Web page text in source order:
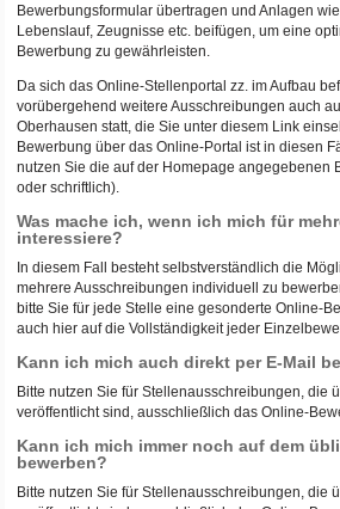
Bewerbungsformular übertragen und Anlagen
Lebenslauf, Zeugnisse etc. beifügen, um eine
Bewerbung zu gewährleisten.
Da sich das Online-Stellenportal zz. im Aufbau
vorübergehend weitere Ausschreibungen auch
Oberhausen statt, die Sie unter diesem Link
Bewerbung über das Online-Portal ist in diesen
nutzen Sie die auf der Homepage angegebenen
oder schriftlich).
Was mache ich, wenn ich mich für
interessiere?
In diesem Fall besteht selbstverständlich die
mehrere Ausschreibungen individuell zu
bitte Sie für jede Stelle eine gesonderte Online-
auch hier auf die Vollständigkeit jeder
Kann ich mich auch direkt per E-Mail
Bitte nutzen Sie für Stellenausschreibungen, die
veröffentlicht sind, ausschließlich das Online-
Kann ich mich immer noch auf dem
bewerben?
Bitte nutzen Sie für Stellenausschreibungen, die